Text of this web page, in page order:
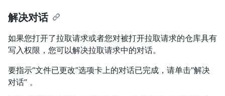
解决对话
如果您打开了拉取请求或者您对被打开拉取请求的仓库具有
写入权限，您可以解决拉取请求中的对话。
要指示“文件已更改”选项卡上的对话已完成，请单击“解决
对话” 。